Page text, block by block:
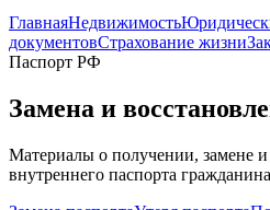
ГлавнаяНедвижимость
документовСтрахование жизни
Паспорт РФ
Замена и
Материалы о получении, замене и
внутреннего паспорта